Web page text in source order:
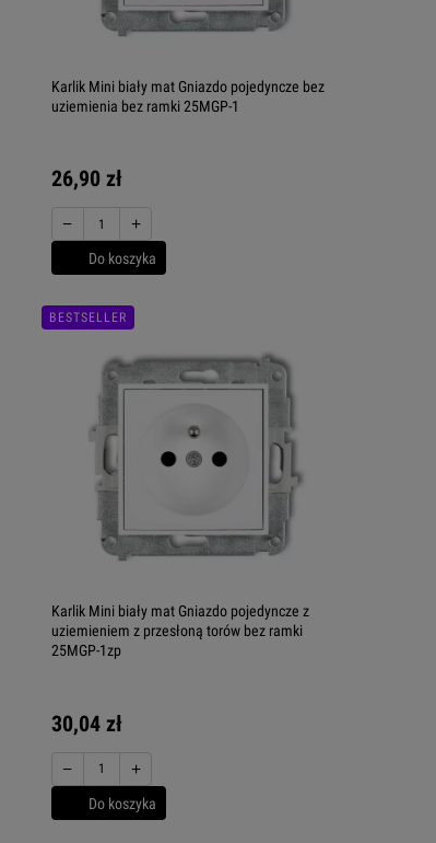
Karlik Mini biały mat Gniazdo pojedyncze bez
uziemienia bez ramki 25MGP-1
26,90 zł
− +
Do koszyka
Karlik Mini biały mat Gniazdo pojedyncze z
uziemieniem z przesłoną torów bez ramki
25MGP-1zp
30,04 zł
− +
Do koszyka
BESTSELLER